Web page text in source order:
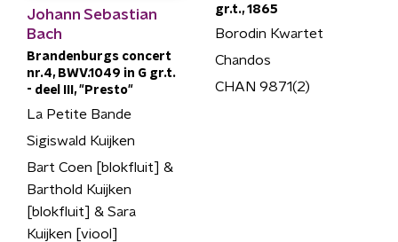
Johann Sebastian
Bach
Brandenburgs concert
nr.4, BWV.1049 in G gr.t.
- deel III, "Presto"
La Petite Bande
Sigiswald Kuijken
Bart Coen [blokfluit] &
Barthold Kuijken
[blokfluit] & Sara
Kuijken [viool]
gr.t., 1865
Borodin Kwartet
Chandos
CHAN 9871(2)